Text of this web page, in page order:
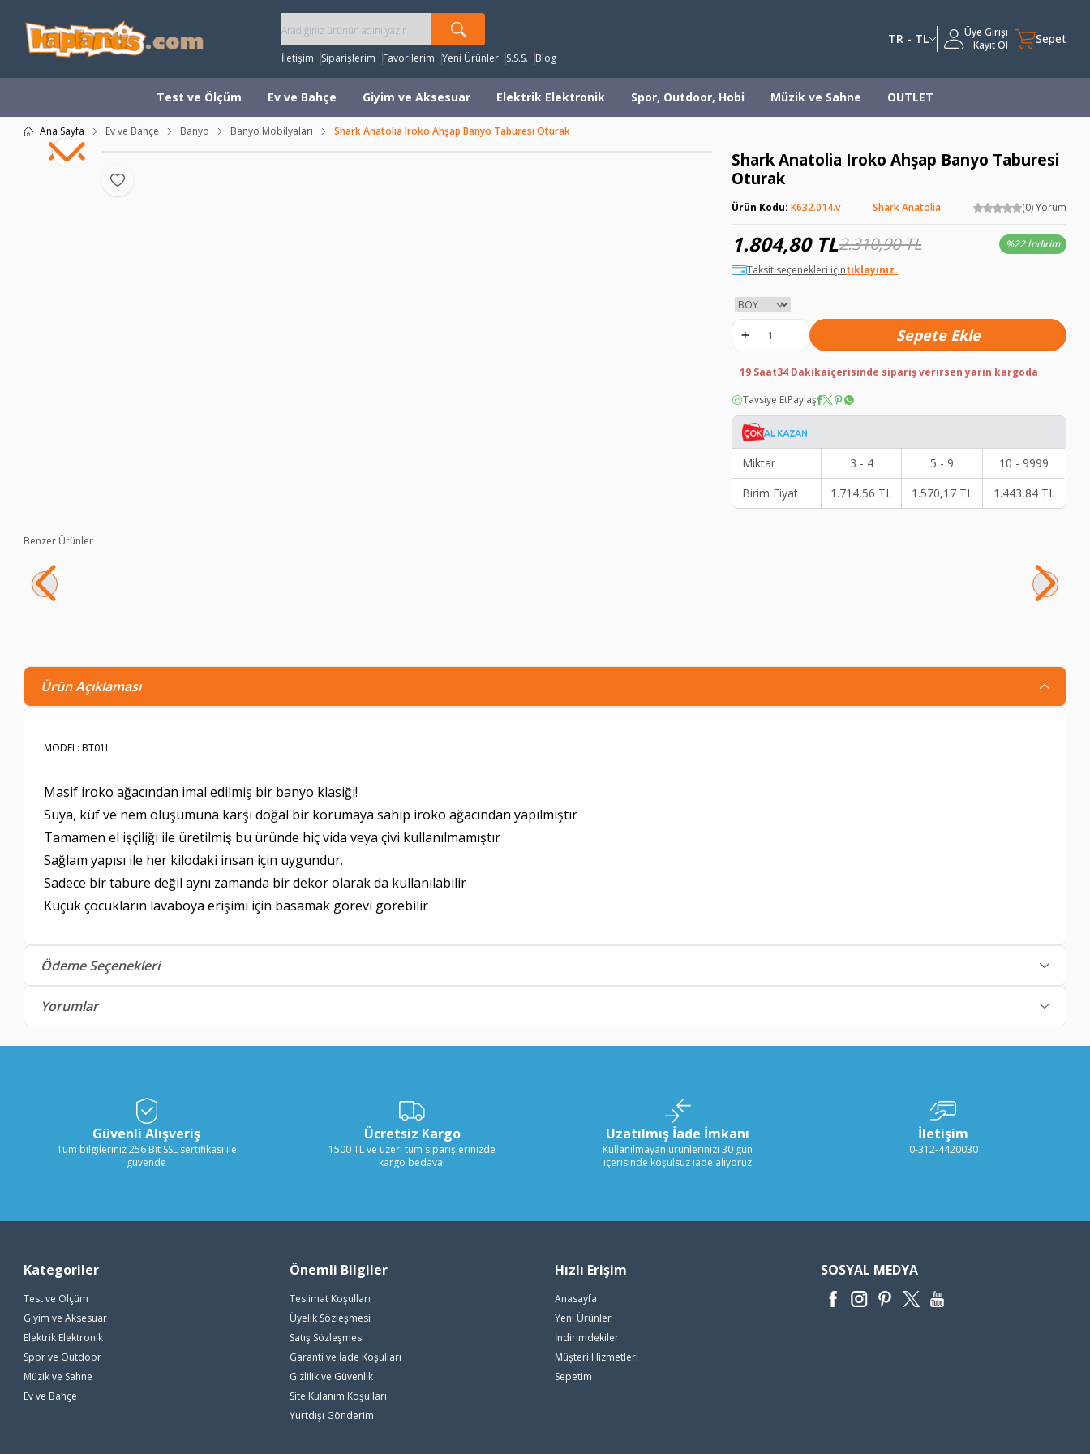
İletişim Siparişlerim Favorilerim Yeni Ürünler S.S.S. Blog
TR - TL
Üye Girişi
Kayıt Ol
Sepet
Test ve Ölçüm Ev ve Bahçe Giyim ve Aksesuar Elektrik Elektronik Spor, Outdoor, Hobi Müzik ve Sahne OUTLET
Ana Sayfa Ev ve Bahçe Banyo Banyo Mobilyaları Shark Anatolia Iroko Ahşap Banyo Taburesi Oturak
Favoriye Ekle
Shark Anatolia Iroko Ahşap Banyo Taburesi
Oturak
Ürün Kodu:K632.014.v Shark Anatolia (0) Yorum
2.310,90TL
1.804,80TL %22 İndirim
Taksit seçenekleri içintıklayınız.
Sepete Ekle
19 Saat34 Dakikaiçerisinde sipariş verirsen yarın kargoda
Tavsiye EtPaylaş
Miktar 3 - 4 5 - 9
10 - 9999
Birim Fiyat
1.714,56 TL 1.570,17 TL 1.443,84 TL
Benzer Ürünler
Shark Anatolia Bakır Yıkama Kazanı Oksit
8.466,60
Ürün Açıklaması
MODEL: BT01I
Masif iroko ağacından imal edilmiş bir banyo klasiği!
Suya, küf ve nem oluşumuna karşı doğal bir korumaya sahip iroko ağacından yapılmıştır
Tamamen el işçiliği ile üretilmiş bu üründe hiç vida veya çivi kullanılmamıştır
Sağlam yapısı ile her kilodaki insan için uygundur.
Sadece bir tabure değil aynı zamanda bir dekor olarak da kullanılabilir
Küçük çocukların lavaboya erişimi için basamak görevi görebilir
Ödeme Seçenekleri
Yorumlar
Güvenli Alışveriş
Tüm bilgileriniz 256 Bit SSL sertifikası ile
güvende
Ücretsiz Kargo
1500 TL ve üzeri tüm siparişlerinizde
kargo bedava!
Uzatılmış İade İmkanı
Kullanılmayan ürünlerinizi 30 gün
içerisinde koşulsuz iade alıyoruz
İletişim
0-312-4420030
Kategoriler
Test ve Ölçüm
Giyim ve Aksesuar
Elektrik Elektronik
Spor ve Outdoor
Müzik ve Sahne
Ev ve Bahçe
Önemli Bilgiler
Teslimat Koşulları
Üyelik Sözleşmesi
Satış Sözleşmesi
Garanti ve İade Koşulları
Gizlilik ve Güvenlik
Site Kulanım Koşulları
Yurtdışı Gönderim
Hızlı Erişim
Anasayfa
Yeni Ürünler
İndirimdekiler
Müşteri Hizmetleri
Sepetim
SOSYAL MEDYA